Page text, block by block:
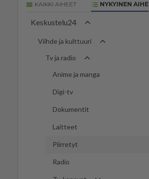
KAIKKI AIHEET NYKYINEN AIHE
Keskustelu24
Viihde ja kulttuuri
Tv ja radio
Anime ja manga
Digi-tv
Dokumentit
Laitteet
Piirretyt
Radio